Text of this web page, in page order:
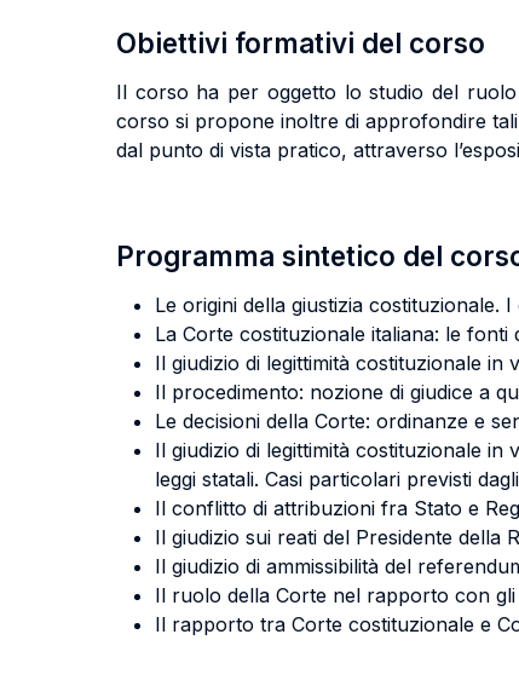
Obiettivi formativi del corso
Il corso ha per oggetto lo studio del
corso si propone inoltre di approfondire
dal punto di vista pratico, attraverso
Programma sintetico del
Le origini della giustizia costituzionale.
La Corte costituzionale italiana: le
Il giudizio di legittimità costituzionale in
Il procedimento: nozione di giudice a
Le decisioni della Corte: ordinanze e
Il giudizio di legittimità costituzionale
leggi statali. Casi particolari previsti
Il conflitto di attribuzioni fra Stato e
Il giudizio sui reati del Presidente della
Il giudizio di ammissibilità del
Il ruolo della Corte nel rapporto con
Il rapporto tra Corte costituzionale e